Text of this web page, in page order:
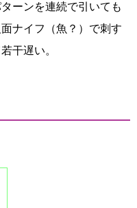
ーンを連続で引いても
ナイフ（魚？）で刺す
干遅い。